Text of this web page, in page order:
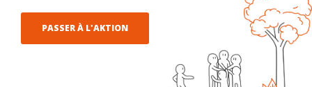
PASSER À L'AKTION